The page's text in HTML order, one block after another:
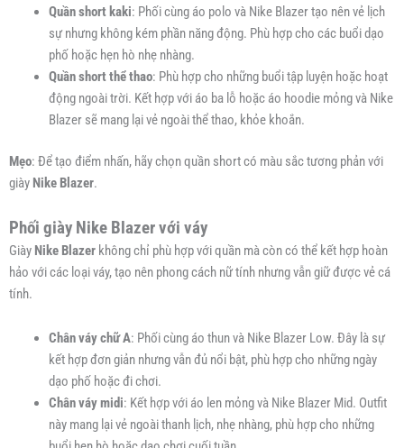
Quần short kaki: Phối cùng áo polo và Nike Blazer tạo nên vẻ lịch
sự nhưng không kém phần năng động. Phù hợp cho các buổi dạo
phố hoặc hẹn hò nhẹ nhàng.
Quần short thể thao: Phù hợp cho những buổi tập luyện hoặc hoạt
động ngoài trời. Kết hợp với áo ba lỗ hoặc áo hoodie mỏng và Nike
Blazer sẽ mang lại vẻ ngoài thể thao, khỏe khoắn.
Mẹo: Để tạo điểm nhấn, hãy chọn quần short có màu sắc tương phản với
giày Nike Blazer.
Phối giày Nike Blazer với váy
Giày Nike Blazer không chỉ phù hợp với quần mà còn có thể kết hợp hoàn
hảo với các loại váy, tạo nên phong cách nữ tính nhưng vẫn giữ được vẻ cá
tính.
Chân váy chữ A: Phối cùng áo thun và Nike Blazer Low. Đây là sự
kết hợp đơn giản nhưng vẫn đủ nổi bật, phù hợp cho những ngày
dạo phố hoặc đi chơi.
Chân váy midi: Kết hợp với áo len mỏng và Nike Blazer Mid. Outfit
này mang lại vẻ ngoài thanh lịch, nhẹ nhàng, phù hợp cho những